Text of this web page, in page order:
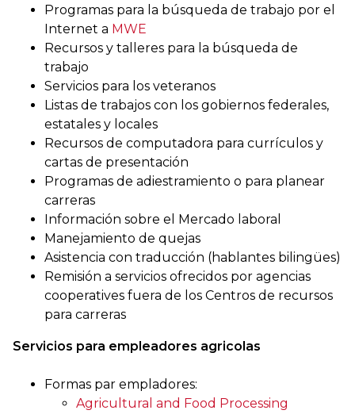
Programas para la búsqueda de trabajo por el
Internet a MWE
Recursos y talleres para la búsqueda de
trabajo
Servicios para los veteranos
Listas de trabajos con los gobiernos federales,
estatales y locales
Recursos de computadora para currículos y
cartas de presentación
Programas de adiestramiento o para planear
carreras
Información sobre el Mercado laboral
Manejamiento de quejas
Asistencia con traducción (hablantes bilingües)
Remisión a servicios ofrecidos por agencias
cooperatives fuera de los Centros de recursos
para carreras
Servicios para empleadores agricolas
Formas par empladores:
Agricultural and Food Processing